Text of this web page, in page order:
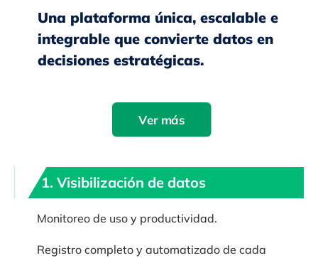
1. Visibilización de datos
Monitoreo de uso y productividad.
Registro completo y automatizado de cada
Una plataforma única, escalable e
integrable que convierte datos en
decisiones estratégicas.
Ver más